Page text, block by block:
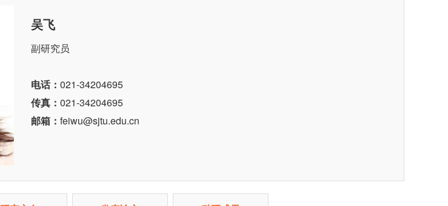
吴飞
副研究员
电话： 021-34204695
传真： 021-34204695
邮箱： feiwu@sjtu.edu.cn